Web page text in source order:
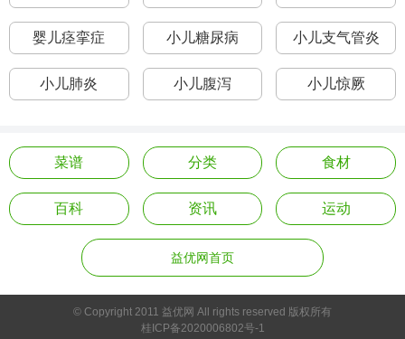
婴儿痉挛症 小儿糖尿病 小儿支气管炎
小儿肺炎 小儿腹泻 小儿惊厥
菜谱 分类 食材
百科 资讯 运动
益优网首页
© Copyright 2011 益优网 All rights reserved 版权所有
桂ICP备2020006802号-1